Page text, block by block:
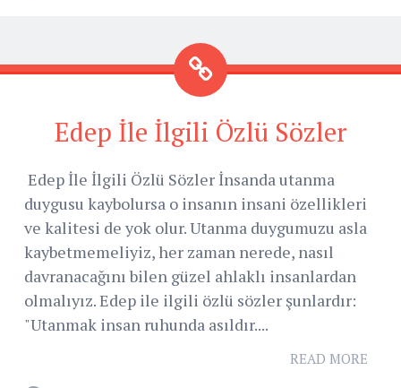
Edep İle İlgili Özlü Sözler
Edep İle İlgili Özlü Sözler İnsanda utanma
duygusu kaybolursa o insanın insani özellikleri
ve kalitesi de yok olur. Utanma duygumuzu asla
kaybetmemeliyiz, her zaman nerede, nasıl
davranacağını bilen güzel ahlaklı insanlardan
olmalıyız. Edep ile ilgili özlü sözler şunlardır:
"Utanmak insan ruhunda asıldır....
READ MORE